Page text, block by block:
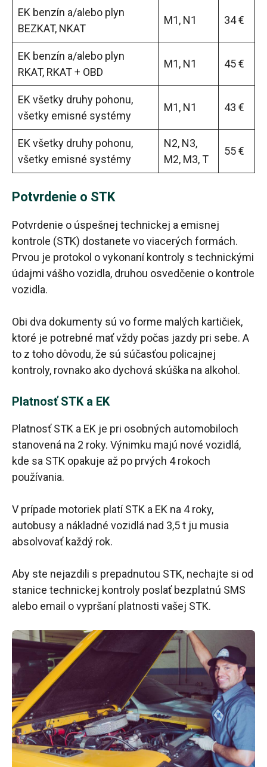
EK benzín a/alebo plyn
BEZKAT, NKAT
M1, N1 34 €
EK benzín a/alebo plyn
RKAT, RKAT + OBD
M1, N1 45 €
EK všetky druhy pohonu,
všetky emisné systémy
M1, N1 43 €
EK všetky druhy pohonu,
všetky emisné systémy
N2, N3,
M2, M3, T
55 €
Potvrdenie o STK
Potvrdenie o úspešnej technickej a emisnej
kontrole (STK) dostanete vo viacerých formách.
Prvou je protokol o vykonaní kontroly s technickými
údajmi vášho vozidla, druhou osvedčenie o kontrole
vozidla.
Obi dva dokumenty sú vo forme malých kartičiek,
ktoré je potrebné mať vždy počas jazdy pri sebe. A
to z toho dôvodu, že sú súčasťou policajnej
kontroly, rovnako ako dychová skúška na alkohol.
Platnosť STK a EK
Platnosť STK a EK je pri osobných automobiloch
stanovená na 2 roky. Výnimku majú nové vozidlá,
kde sa STK opakuje až po prvých 4 rokoch
používania.
V prípade motoriek platí STK a EK na 4 roky,
autobusy a nákladné vozidlá nad 3,5 t ju musia
absolvovať každý rok.
Aby ste nejazdili s prepadnutou STK, nechajte si od
stanice technickej kontroly poslať bezplatnú SMS
alebo email o vypršaní platnosti vašej STK.